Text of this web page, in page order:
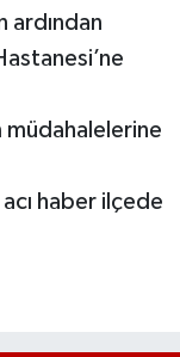
ardından
haber ilçede